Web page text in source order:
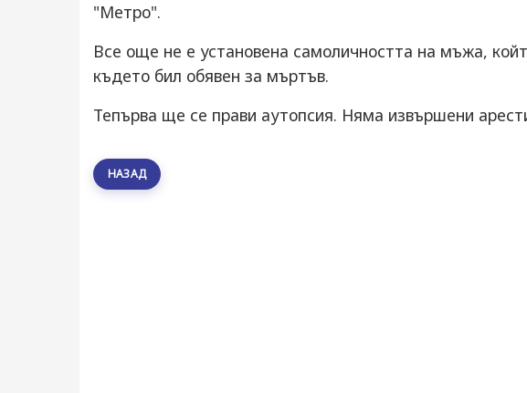
"Метро".
Все още не е установена самоличността на мъжа,
където бил обявен за мъртъв.
Тепърва ще се прави аутопсия. Няма извършени
НАЗАД